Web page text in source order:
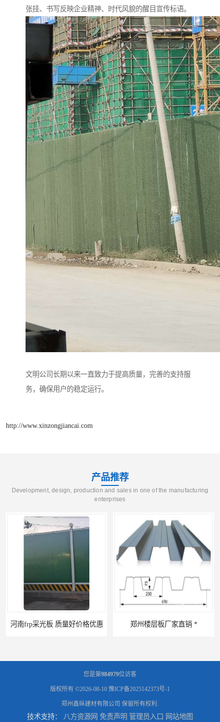
张挂、书写反映企业精神、时代风貌的醒目宣传标语。
文明公司长期以来一直致力于提高质量，完善的支持服
务，确保用户的稳定运行。
http://www.xinzongjiancai.com
产品推荐
Development, design, production and sales in one of the manufacturing
enterprises
郑州楼层板厂家直销 *
您是第984979位访客
版权所有 ©2026-08-10 豫ICP备2025142373号-1
郑州鑫纵建材有限公司 保留所有权利.
技术支持： 八方资源网 免责声明 管理员入口 网站地图